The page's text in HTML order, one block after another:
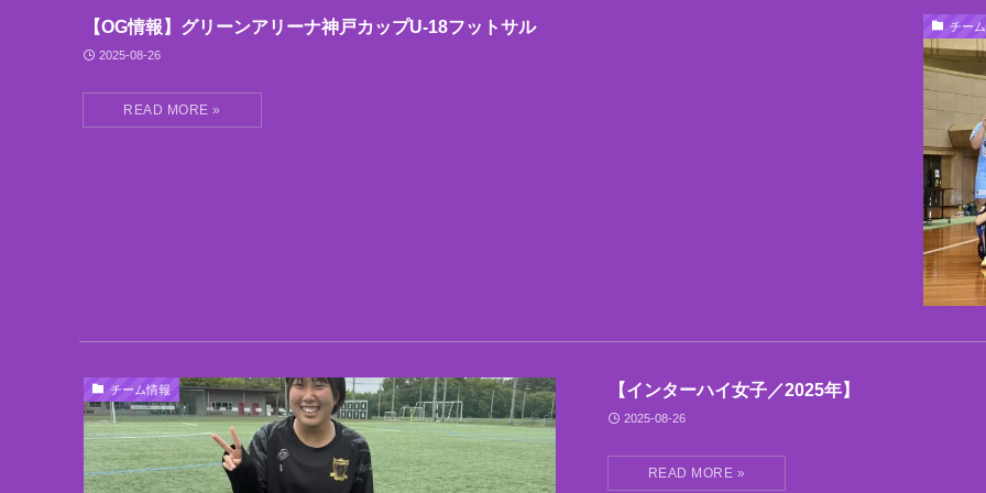
チー
【OG情報】グリーンアリーナ神戸カップU-18フットサル
2025-08-26
チーム情報 【インターハイ女子／2025年】
2025-08-26